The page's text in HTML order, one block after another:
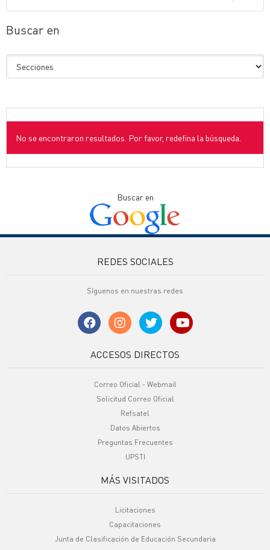
Buscar en
No se encontraron resultados. Por favor, redefina la búsqueda.
Buscar en
REDES SOCIALES
Síguenos en nuestras redes
ACCESOS DIRECTOS
Correo Oficial - Webmail
Solicitud Correo Oficial
Refsatel
Datos Abiertos
Preguntas Frecuentes
UPSTI
MÁS VISITADOS
Licitaciones
Capacitaciones
Junta de Clasificación de Educación Secundaria